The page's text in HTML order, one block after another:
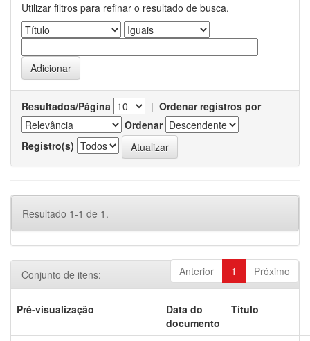
Utilizar filtros para refinar o resultado de busca.
Resultados/Página | Ordenar registros por
Ordenar
Registro(s)
Resultado 1-1 de 1.
Anterior 1 Próximo
Conjunto de itens:
Pré-visualização
Data do
documento
Título